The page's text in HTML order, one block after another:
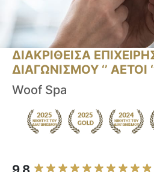
ΔΙΑΚΡΙΘΕΙΣΑ
ΔΙΑΓΩΝΙΣΜΟΥ ‘’ ΑΕΤΟΙ
Woof Spa